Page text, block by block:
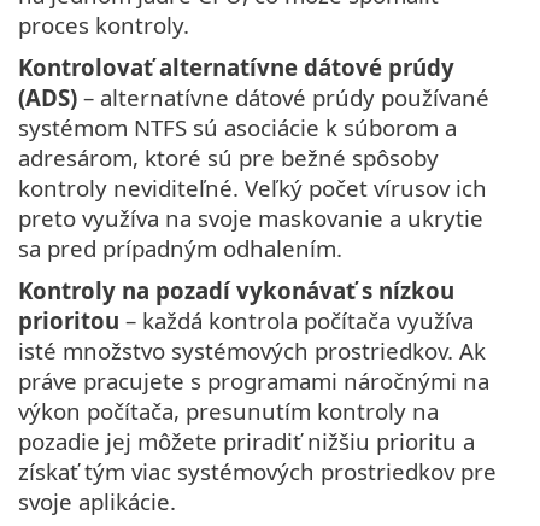
proces kontroly.
Kontrolovať alternatívne dátové prúdy
(ADS) – alternatívne dátové prúdy používané
systémom NTFS sú asociácie k súborom a
adresárom, ktoré sú pre bežné spôsoby
kontroly neviditeľné. Veľký počet vírusov ich
preto využíva na svoje maskovanie a ukrytie
sa pred prípadným odhalením.
Kontroly na pozadí vykonávať s nízkou
prioritou – každá kontrola počítača využíva
isté množstvo systémových prostriedkov. Ak
práve pracujete s programami náročnými na
výkon počítača, presunutím kontroly na
pozadie jej môžete priradiť nižšiu prioritu a
získať tým viac systémových prostriedkov pre
svoje aplikácie.